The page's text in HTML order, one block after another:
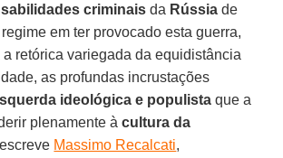
criminais da Rússia de
em ter provocado esta guerra,
a retórica variegada da equidistância
as profundas incrustações
ideológica e populista que a
plenamente àcultura da
Massimo Recalcati,